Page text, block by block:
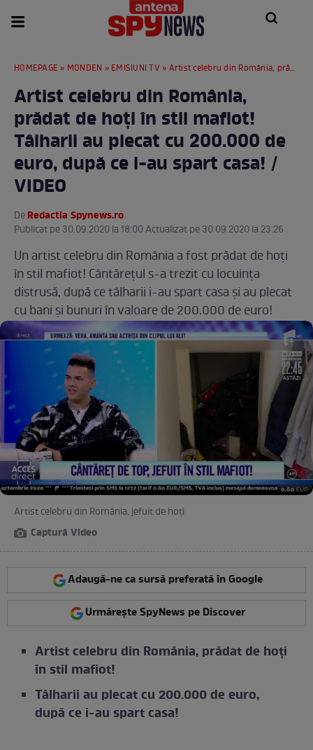
HOMEPAGE » MONDEN » EMISIUNI TV » Artist celebru din România, prădat de hoți în stil mafiot! Tâlharii au plecat cu 200.000 de euro, după ce i-au spart casa! / VIDEO
Artist celebru din România,
prădat de hoți în stil mafiot!
Tâlharii au plecat cu 200.000 de
euro, după ce i-au spart casa! /
VIDEO
DeRedactia Spynews.ro.
Publicat pe 30.09.2020 la 18:00 Actualizat pe 30.09.2020 la 23:26
Un artist celebru din România a fost prădat de hoți
în stil mafiot! Cântărețul s-a trezit cu locuința
distrusă, după ce tâlharii i-au spart casa și au plecat
cu bani și bunuri în valoare de 200.000 de euro!
Artist celebru din România, jefuit de hoți
Captură Video
Adaugă-ne ca sursă preferată în Google
Urmărește SpyNews pe Discover
Artist celebru din România, prădat de hoți
în stil mafiot!
Tâlharii au plecat cu 200.000 de euro,
după ce i-au spart casa!